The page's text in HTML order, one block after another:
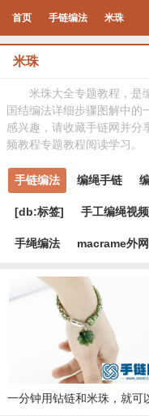
首页 手链编法 米珠
米珠
米珠大全专题教程，是
国结编法详细步骤图解中的
感兴趣，请收藏手链网并分
频教程专题教程阅读学习。
手链编法 编绳手链
[db:标签] 手工编绳视频
手绳编法 macrame外